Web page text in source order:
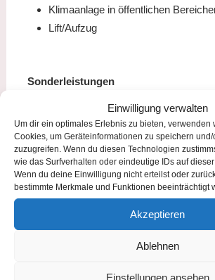
Einwilligung verwalten
Um dir ein optimales Erlebnis zu bieten, verwenden
Cookies, um Geräteinformationen zu speichern
zuzugreifen. Wenn du diesen Technologien
wie das Surfverhalten oder eindeutige IDs auf
Wenn du deine Einwilligung nicht erteilst oder
bestimmte Merkmale und Funktionen beeinträchtigt
Akzeptieren
Ablehnen
Einstellungen ansehen
Klimaanlage in öffentlichen
Lift/Aufzug
Sonderleistungen
Motorradfreundlicher Betrieb
Radfahrer Willkommen
E-Bike Verleih
Shuttleservice (auf Anfrage und
Bezahlung
Barzahlung, EC-Karte, Mastercard,